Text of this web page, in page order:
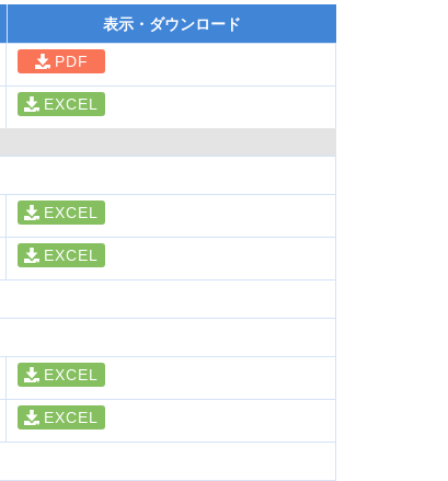
表示・ダウンロード
PDF
EXCEL
EXCEL
EXCEL
EXCEL
EXCEL